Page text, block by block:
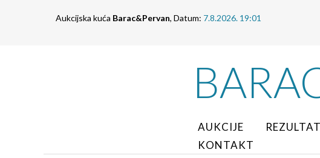
Aukcijska kuća Barac&Pervan, Datum: 7.8.2026. 19:01
AUKCIJE
KONTAKT